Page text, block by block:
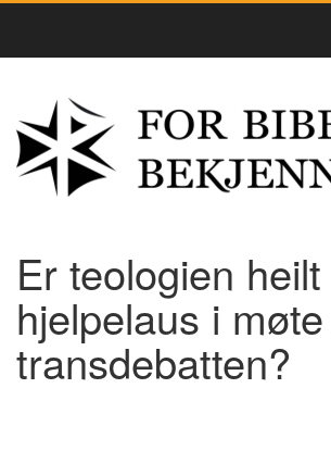
Er teologien heilt
hjelpelaus i
transdebatten?